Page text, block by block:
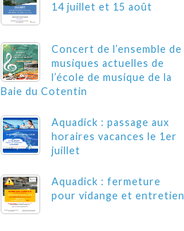
14 juillet et 15 août
Concert de l’ensemble de
musiques actuelles de
l’école de musique de la
Baie du Cotentin
Aquadick : passage aux
horaires vacances le 1er
juillet
Aquadick : fermeture
pour vidange et entretien